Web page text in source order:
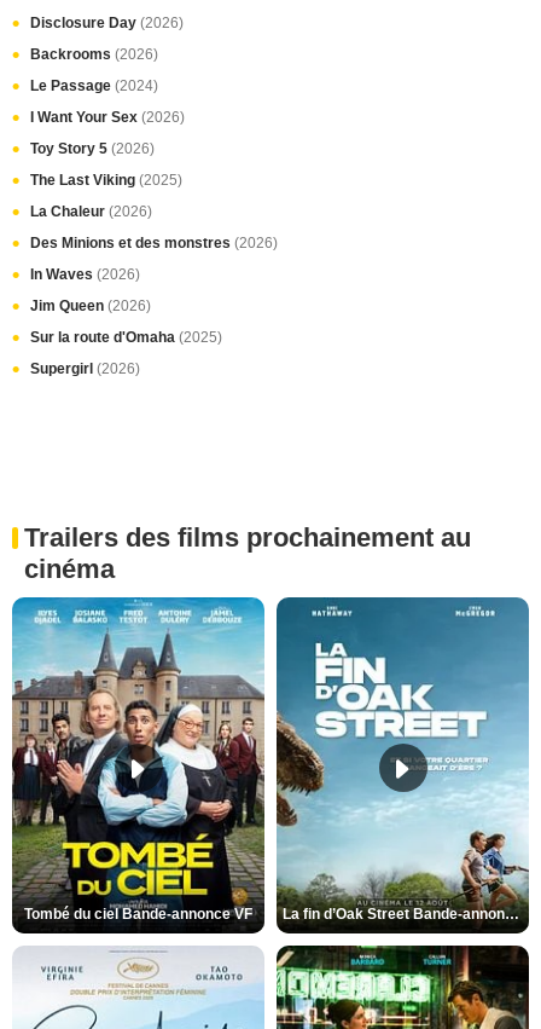
Disclosure Day (2026)
Backrooms (2026)
Le Passage (2024)
I Want Your Sex (2026)
Toy Story 5 (2026)
The Last Viking (2025)
La Chaleur (2026)
Des Minions et des monstres (2026)
In Waves (2026)
Jim Queen (2026)
Sur la route d'Omaha (2025)
Supergirl (2026)
Trailers des films prochainement au
cinéma
Tombé du ciel Bande-annonce VF La fin d’Oak Street Bande-annonce VO STFR